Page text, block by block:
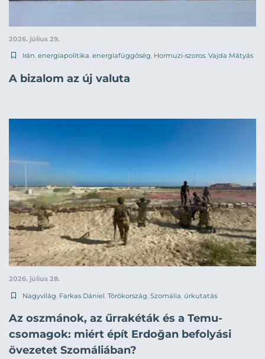
2026. július 29.
Irán, energiapolitika, energiafüggőség, Hormuzi-szoros, Vajda Mátyás
A bizalom az új valuta
2026. július 28.
Nagyvilág Farkas Dániel Törökország Szomália űrkutatás
Az oszmánok, az űrrakéták és a Temu-
csomagok: miért épít Erdoğan befolyási
övezetet Szomáliában?